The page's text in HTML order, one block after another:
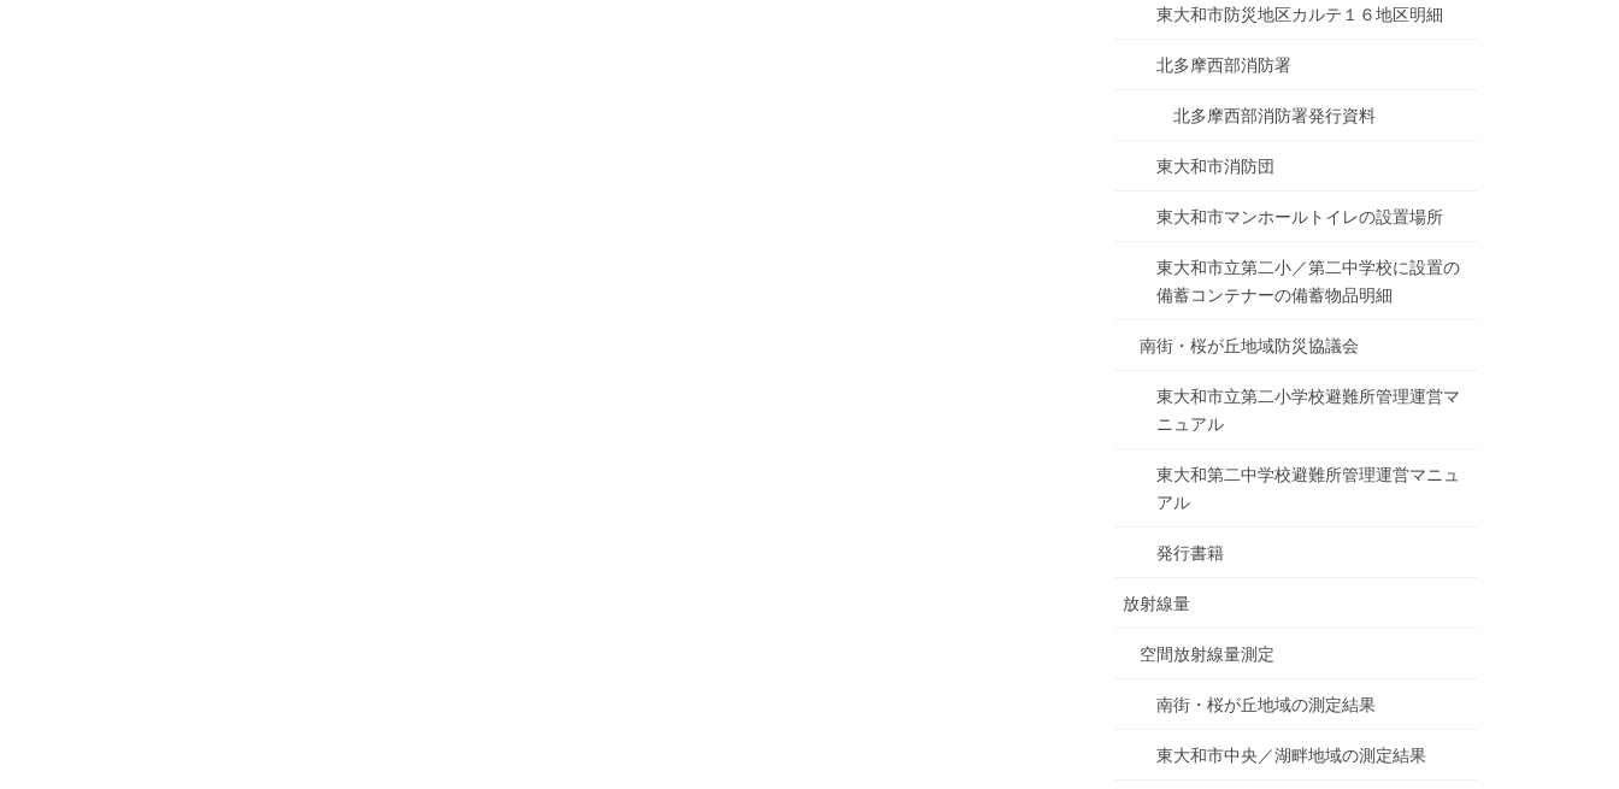
東大和市防災地区カルテ１６地区明細
北多摩西部消防署
北多摩西部消防署発行資料
東大和市消防団
東大和市マンホールトイレの設置場所
東大和市立第二小／第二中学校に設置の
備蓄コンテナーの備蓄物品明細
南街・桜が丘地域防災協議会
東大和市立第二小学校避難所管理運営マ
ニュアル
東大和第二中学校避難所管理運営マニュ
アル
発行書籍
放射線量
空間放射線量測定
南街・桜が丘地域の測定結果
東大和市中央／湖畔地域の測定結果